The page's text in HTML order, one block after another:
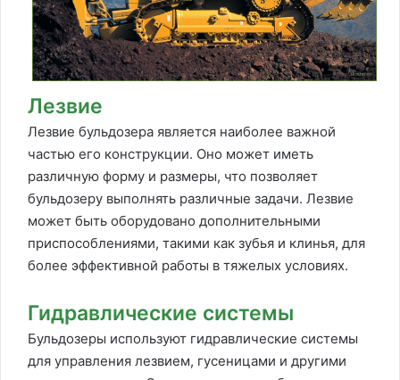
Лезвие
Лезвие бульдозера является наиболее важной
частью его конструкции. Оно может иметь
различную форму и размеры, что позволяет
бульдозеру выполнять различные задачи. Лезвие
может быть оборудовано дополнительными
приспособлениями, такими как зубья и клинья, для
более эффективной работы в тяжелых условиях.
Гидравлические системы
Бульдозеры используют гидравлические системы
для управления лезвием, гусеницами и другими